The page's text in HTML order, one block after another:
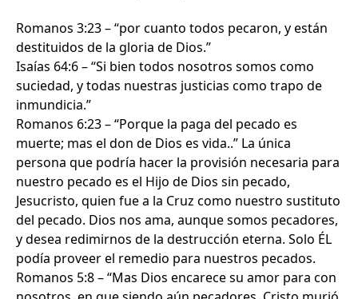
Romanos 3:23 – “por cuanto todos pecaron, y están
destituidos de la gloria de Dios.”
Isaías 64:6 – “Si bien todos nosotros somos como
suciedad, y todas nuestras justicias como trapo de
inmundicia.”
Romanos 6:23 – “Porque la paga del pecado es
muerte; mas el don de Dios es vida..” La única
persona que podría hacer la provisión necesaria para
nuestro pecado es el Hijo de Dios sin pecado,
Jesucristo, quien fue a la Cruz como nuestro sustituto
del pecado. Dios nos ama, aunque somos pecadores,
y desea redimirnos de la destrucción eterna. Solo ÉL
podía proveer el remedio para nuestros pecados.
Romanos 5:8 – “Mas Dios encarece su amor para con